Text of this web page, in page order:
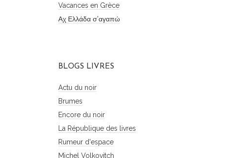
Vacances en Grèce
Αχ Ελλάδα σ'αγαπώ
BLOGS LIVRES
Actu du noir
Brumes
Encore du noir
La République des livres
Rumeur d'espace
Michel Volkovitch